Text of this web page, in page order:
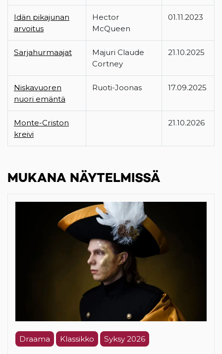
Idän pikajunan
arvoitus
Hector
McQueen
01.11.2023
Sarjahurmaajat
Majuri Claude
Cortney
21.10.2025
Niskavuoren
nuori emäntä
Ruoti-Joonas 17.09.2025
Monte-Criston
kreivi
21.10.2026
MUKANA NÄYTELMISSÄ
Draama Klassikko Syksy 2026